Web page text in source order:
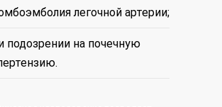
легочной артерии;
подозрении на почечную